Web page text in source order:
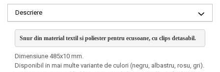
Descriere
Snur din material textil si poliester pentru ecusoane, cu clips detasabil.
Dimensiune 485x10 mm.
Disponibil in mai multe variante de culori (negru, albastru, rosu, gri).